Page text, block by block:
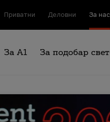
Приватни Деловни За нас
За А1 За подобар свет